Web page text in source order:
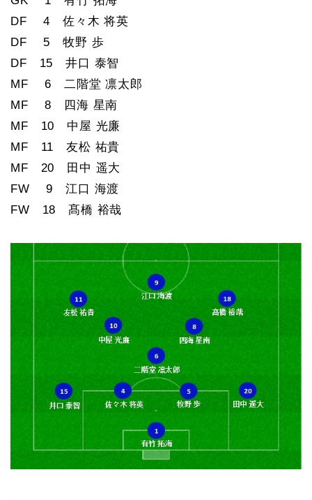
DF 4 佐々木 将英
DF 5 牧野 歩
DF 15 井口 泰智
MF 6 二階堂 凛太郎
MF 8 四海 星南
MF 10 中屋 光廉
MF 11 友松 祐貴
MF 20 田中 遥大
FW 9 江口 海渡
FW 18 髙橋 裕哉